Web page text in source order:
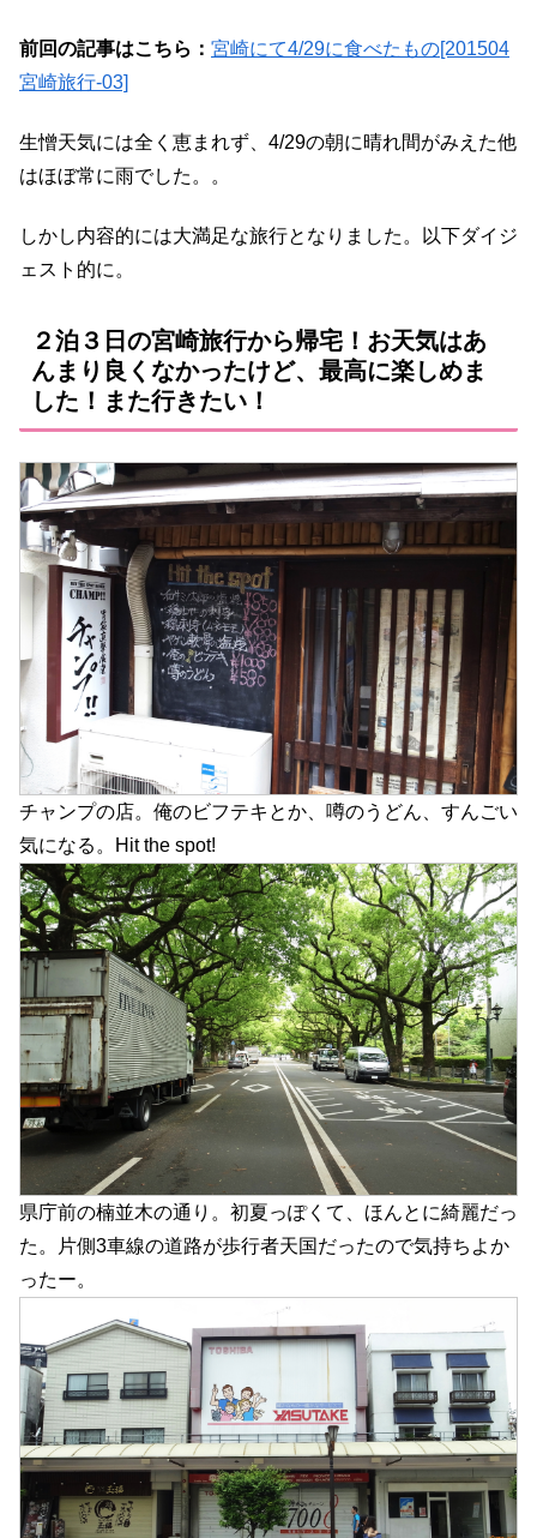
前回の記事はこちら： 宮崎にて4/29に食べたもの[201504
宮崎旅行-03]
生憎天気には全く恵まれず、4/29の朝に晴れ間がみえた他
はほぼ常に雨でした。。
しかし内容的には大満足な旅行となりました。以下ダイジ
ェスト的に。
２泊３日の宮崎旅行から帰宅！お天気はあ
んまり良くなかったけど、最高に楽しめま
した！また行きたい！
チャンプの店。俺のビフテキとか、噂のうどん、すんごい
気になる。Hit the spot!
県庁前の楠並木の通り。初夏っぽくて、ほんとに綺麗だっ
た。片側3車線の道路が歩行者天国だったので気持ちよか
ったー。